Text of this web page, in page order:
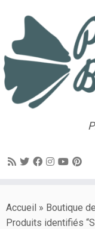
Accueil » Boutique
Produits identifiés